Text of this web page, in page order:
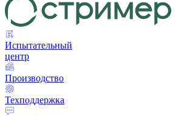
Испытательный
центр
Производство
Техподдержка